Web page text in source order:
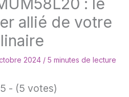
allié de votre
2024 / 5 minutes de lecture
- (5 votes)